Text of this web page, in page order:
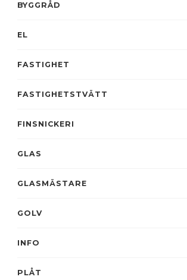
BYGGRÅD
EL
FASTIGHET
FASTIGHETSTVÄTT
FINSNICKERI
GLAS
GLASMÄSTARE
GOLV
INFO
PLÅT